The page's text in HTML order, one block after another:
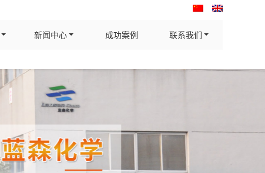
新闻中心 成功案例 联系我们